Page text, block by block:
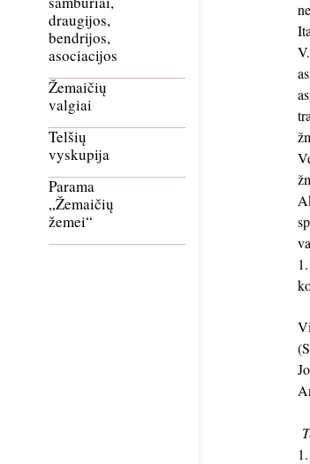
draugijos,
bendrijos,
asociacijos
Žemaičių
valgiai
Telšių
vyskupija
Parama
„Žemaičių
žemei“